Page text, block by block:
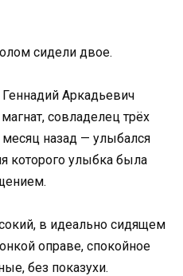
сидели двое.
Геннадий Аркадьевич
совладелец трёх
назад — улыбался
которого улыбка была
в идеально сидящем
оправе, спокойное
без показухи.